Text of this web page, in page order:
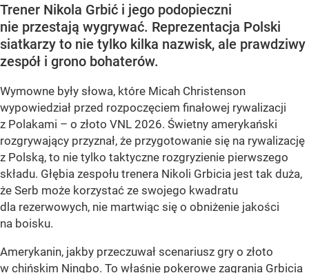
Trener Nikola Grbić i jego podopieczni
nie przestają wygrywać. Reprezentacja Polski
siatkarzy to nie tylko kilka nazwisk, ale prawdziwy
zespół i grono bohaterów.
Wymowne były słowa, które Micah Christenson
wypowiedział przed rozpoczęciem finałowej rywalizacji
z Polakami – o złoto VNL 2026. Świetny amerykański
rozgrywający przyznał, że przygotowanie się na rywalizację
z Polską, to nie tylko taktyczne rozgryzienie pierwszego
składu. Głębia zespołu trenera Nikoli Grbicia jest tak duża,
że Serb może korzystać ze swojego kwadratu
dla rezerwowych, nie martwiąc się o obniżenie jakości
na boisku.
Amerykanin, jakby przeczuwał scenariusz gry o złoto
w chińskim Ningbo. To właśnie pokerowe zagrania Grbicia